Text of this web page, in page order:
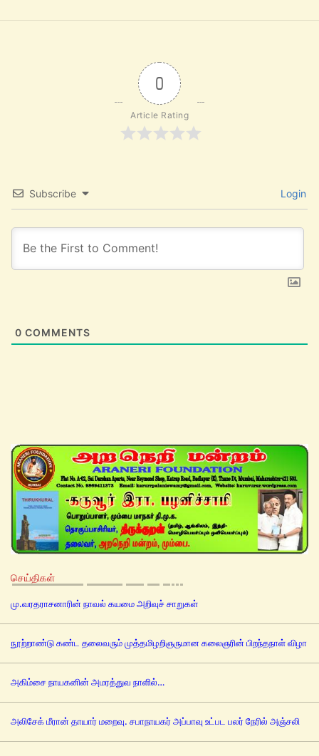
0
Article Rating
Subscribe Login
0 COMMENTS
செய்திகள்
மு.வரதராசனாரின் நாவல் கயமை அறிவுச் சாறுகள்
நூற்றாண்டு கண்ட தலைவரும் முத்தமிழறிஞருமான கலைஞரின் பிறந்தநாள் விழா
அகிம்சை நாயகனின் அமரத்துவ நாளில்…
அலிசேக் மீரான் தாயார் மறைவு. சபாநாயகர் அப்பாவு உட்பட பலர் நேரில் அஞ்சலி